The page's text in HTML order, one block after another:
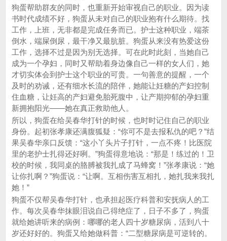
狗蛋帮助群友的同时，也重新开始审视自己的职业。因为读
书时代成绩不好，狗蛋从未对自己的职业抱有什么期待。找
工作，上班，无非都是完成任务而已。护士这种职业，端茶
倒水，端屎倒尿，最干净又最肮脏。狗蛋从来没有热爱这份
工作，选择不过是因为别无选择。可在此时此刻，当她自己
成为一个孕妇，同时又帮助着身边像自己一样的女人们，她
才切实体会到护士这个职业的可贵。一句善意的提醒，一个
及时的劝诫，还有细水长流的陪伴，她能让妊糖的产妇控制
住血糖，让妊高的产妇避免胎死腹中，让产期抑郁的孕妇重
新拥抱阳光——她在真正救助他人。
所以，狗蛋在给吴春华打针的时候，也时时记住自己的职业
身份。起初张孝康还满腹狐疑：“你可不是去报私仇的吧？”结
果吴春华亲口反馈：“这小丫头片子打针，一点不疼！比医院
里的老护士扎得还好咧。”狗蛋得意地说：“那是！练过的！卫
校的时候，我同桌的胳膊被我扎成了马蜂窝！”张孝康说：“她
让你扎啊？”狗蛋说：“让啊。互相伤害互相扎，她扎我来我扎
她！”
狗蛋不仅帮吴春华打针，也承担起医疗科普和安抚病人的工
作。每次吴春华抹眼泪说自己得绝症了，日子不多了，狗蛋
就给她讲听来的病例：哪哪的老人四十岁糖尿病，活到八十
岁还好好的。狗蛋又给她做科普：“二型糖尿病是可逆转的。